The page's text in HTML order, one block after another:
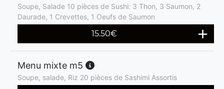
Soupe, Salade 10 pièces de Sushi: 3 Thon, 3 Saumon, 2
Daurade, 1 Crevettes, 1 Oeufs de Saumon
15.50€
Menu mixte m5
Soupe, salade, Riz 20 pièces de Sashimi Assortis